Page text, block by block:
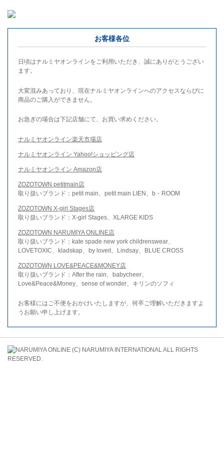
お客様各位
日頃はナルミヤオンラインをご利用いただき、誠にありがとうござい
ます。
大変混みあっており、現在ナルミヤオンラインへのアクセスならびに
商品のご購入ができません。
お急ぎの場合は下記店舗にて、お買い求めください。
ナルミヤオンライン楽天市場店
ナルミヤオンライン Yahoo!ショッピング店
ナルミヤオンライン Amazon店
ZOZOTOWN petitmain店
取り扱いブランド：petit main、petit main LIEN、b・ROOM
ZOZOTOWN X-girl Stages店
取り扱いブランド：X-girl Stages、XLARGE KIDS
ZOZOTOWN NARUMIYA ONLINE店
取り扱いブランド：kate spade new york childrenswear、
LOVETOXIC、kladskap、by loveit、Lindsay、BLUE CROSS
ZOZOTOWN LOVE&PEACE&MONEY店
取り扱いブランド：After the rain、babycheer、
Love&Peace&Money、sense of wonder、キリンのソフィ
お客様にはご不便をおかけいたしますが、何卒ご理解いただきますよ
うお願い申し上げます。